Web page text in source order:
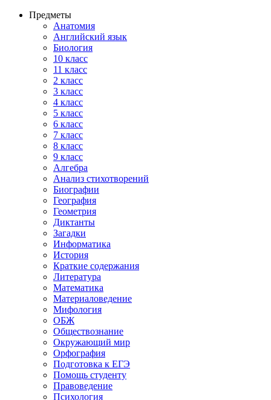
Предметы
Анатомия
Английский язык
Биология
10 класс
11 класс
2 класс
3 класс
4 класс
5 класс
6 класс
7 класс
8 класс
9 класс
Алгебра
Анализ стихотворений
Биографии
География
Геометрия
Диктанты
Загадки
Информатика
История
Краткие содержания
Литература
Математика
Материаловедение
Мифология
ОБЖ
Обществознание
Окружающий мир
Орфография
Подготовка к ЕГЭ
Помощь студенту
Правоведение
Психология